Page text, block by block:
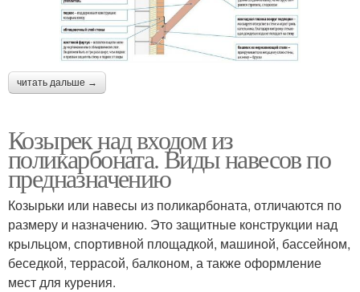
читать дальше →
Козырек над входом из
поликарбоната. Виды навесов по
предназначению
Козырьки или навесы из поликарбоната, отличаются по
размеру и назначению. Это защитные конструкции над
крыльцом, спортивной площадкой, машиной, бассейном,
беседкой, террасой, балконом, а также оформление
мест для курения.